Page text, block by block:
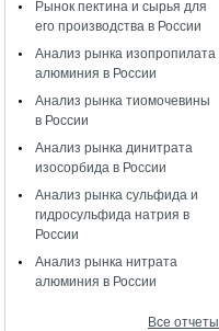
Рынок пектина и сырья для
его производства в России
Анализ рынка изопропилата
алюминия в России
Анализ рынка тиомочевины
в России
Анализ рынка динитрата
изосорбида в России
Анализ рынка сульфида и
гидросульфида натрия в
России
Анализ рынка нитрата
алюминия в России
Все отчеты